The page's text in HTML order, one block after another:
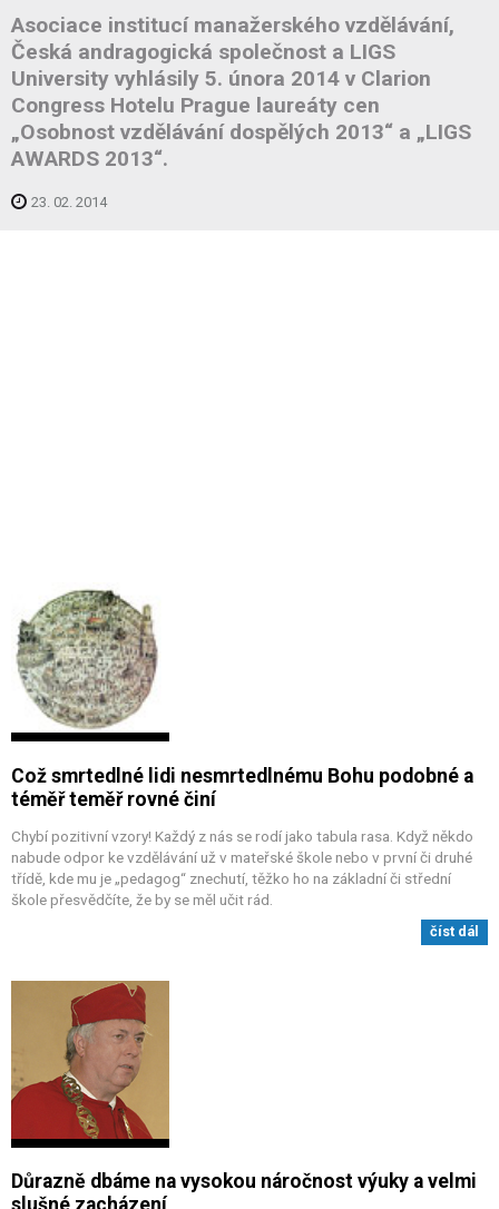
Asociace institucí manažerského vzdělávání,
Česká andragogická společnost a LIGS
University vyhlásily 5. února 2014 v Clarion
Congress Hotelu Prague laureáty cen
„Osobnost vzdělávání dospělých 2013“ a „LIGS
AWARDS 2013“.
23. 02. 2014
Což smrtedlné lidi nesmrtedlnému Bohu podobné a
téměř teměř rovné činí
Chybí pozitivní vzory! Každý z nás se rodí jako tabula rasa. Když někdo
nabude odpor ke vzdělávání už v mateřské škole nebo v první či druhé
třídě, kde mu je „pedagog“ znechutí, těžko ho na základní či střední
škole přesvědčíte, že by se měl učit rád.
číst dál
Důrazně dbáme na vysokou náročnost výuky a velmi